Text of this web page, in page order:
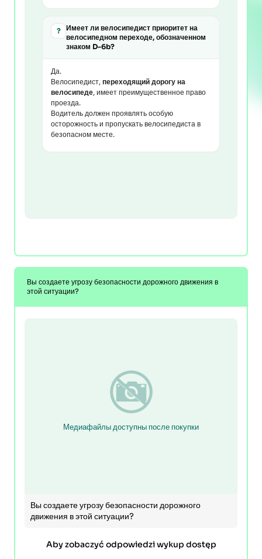
?
Имеет ли велосипедист приоритет на
велосипедном переходе, обозначенном
знаком D-6b?
Да.
Велосипедист, переходящий дорогу на
велосипеде, имеет преимущественное право
проезда.
Водитель должен проявлять особую
осторожность и пропускать велосипедиста в
безопасном месте.
Вы создаете угрозу безопасности дорожного движения в
этой ситуации?
Медиафайлы доступны после покупки
Вы создаете угрозу безопасности дорожного
движения в этой ситуации?
Aby zobaczyć odpowiedzi wykup dostęp